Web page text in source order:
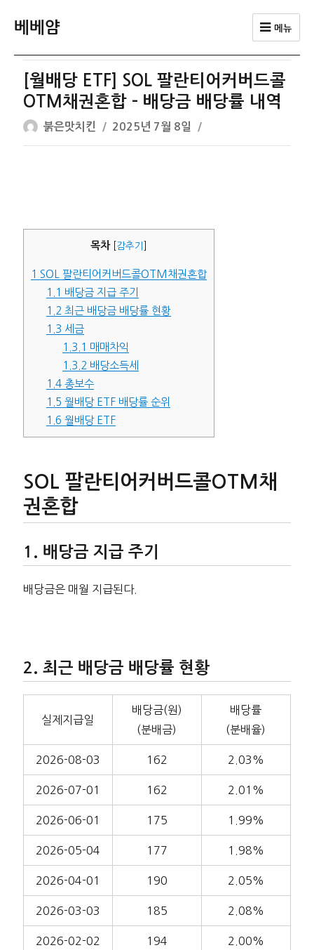
베베얌 메뉴
[월배당 ETF] SOL 팔란티어커버드콜
OTM채권혼합 – 배당금 배당률 내역
글
쓴
붉은맛치킨
작
성
2025년 7월 8일
목차 감추기
1 SOL 팔란티어커버드콜OTM채권혼합
1.1 배당금 지급 주기
1.2 최근 배당금 배당률 현황
1.3 세금
1.3.1 매매차익
1.3.2 배당소득세
1.4 총보수
1.5 월배당 ETF 배당률 순위
1.6 월배당 ETF
SOL 팔란티어커버드콜OTM채
권혼합
배당금 지급 주기
배당금은 매월 지급된다.
최근 배당금 배당률 현황
실제지급일
배당금(원)
(분배금)
배당률
(분배율)
2026-08-03 162 2.03%
2026-07-01 162 2.01%
2026-06-01 175 1.99%
2026-05-04 177 1.98%
2026-04-01 190 2.05%
2026-03-03 185 2.08%
2026-02-02 194 2.00%